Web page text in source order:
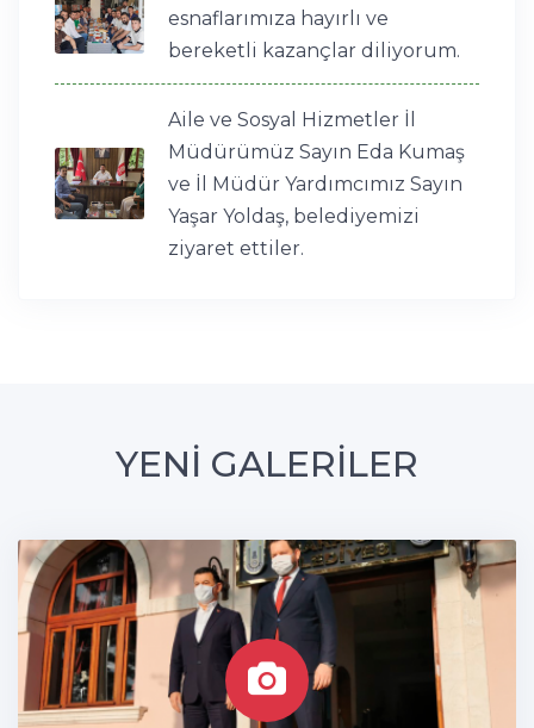
esnaflarımıza hayırlı ve
bereketli kazançlar diliyorum.
Aile ve Sosyal Hizmetler İl
Müdürümüz Sayın Eda Kumaş
ve İl Müdür Yardımcımız Sayın
Yaşar Yoldaş, belediyemizi
ziyaret ettiler.
YENİ GALERİLER